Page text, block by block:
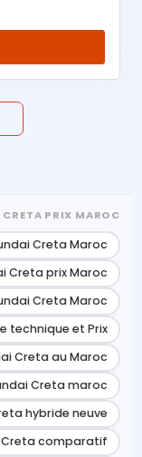
PRIX MAROC
Creta Maroc
Creta prix Maroc
Creta Maroc
technique et Prix
Creta au Maroc
Creta maroc
hybride neuve
Creta comparatif